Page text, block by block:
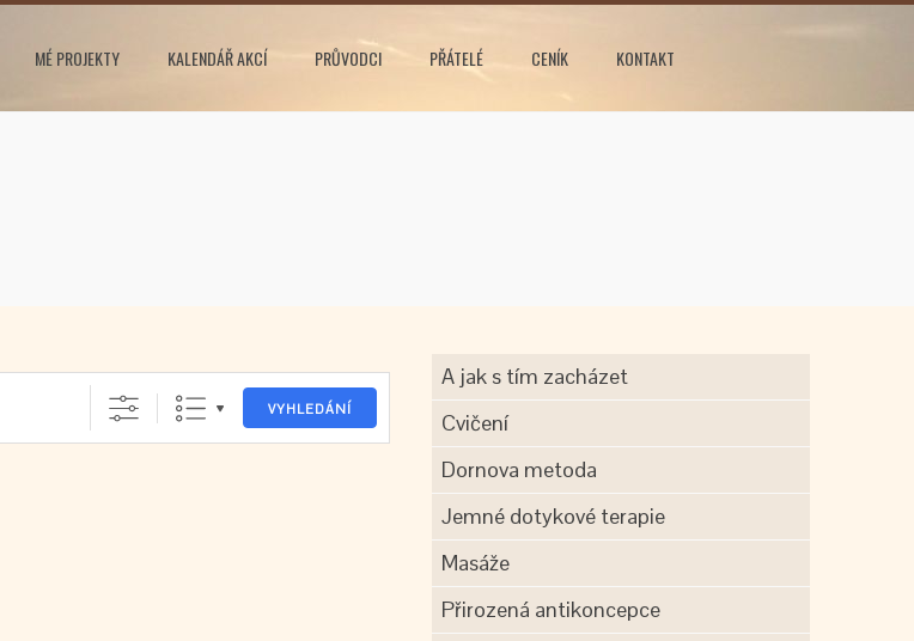
MÉ PROJEKTY KALENDÁŘ AKCÍ PRŮVODCI PŘÁTELÉ CENÍK
KONTAKT
VYHLEDÁNÍ
A jak s tím zacházet
Cvičení
Dornova metoda
Jemné dotykové terapie
Masáže
Přirozená antikoncepce